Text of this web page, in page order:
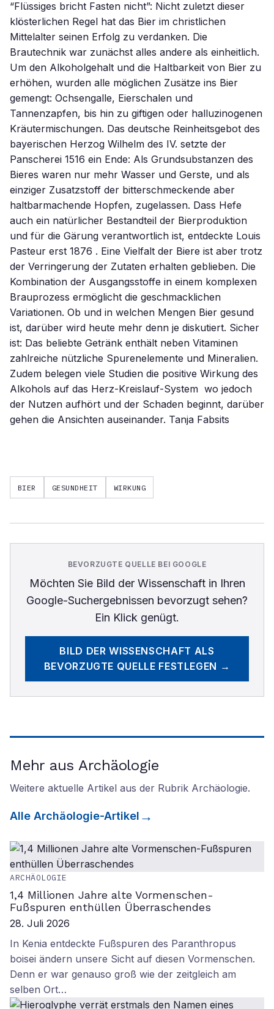
“Flüssiges bricht Fasten nicht”: Nicht zuletzt dieser
klösterlichen Regel hat das Bier im christlichen
Mittelalter seinen Erfolg zu verdanken. Die
Brautechnik war zunächst alles andere als einheitlich.
Um den Alkoholgehalt und die Haltbarkeit von Bier zu
erhöhen, wurden alle möglichen Zusätze ins Bier
gemengt: Ochsengalle, Eierschalen und
Tannenzapfen, bis hin zu giftigen oder halluzinogenen
Kräutermischungen. Das deutsche Reinheitsgebot des
bayerischen Herzog Wilhelm des IV. setzte der
Panscherei 1516 ein Ende: Als Grundsubstanzen des
Bieres waren nur mehr Wasser und Gerste, und als
einziger Zusatzstoff der bitterschmeckende aber
haltbarmachende Hopfen, zugelassen. Dass Hefe
auch ein natürlicher Bestandteil der Bierproduktion
und für die Gärung verantwortlich ist, entdeckte Louis
Pasteur erst 1876 . Eine Vielfalt der Biere ist aber trotz
der Verringerung der Zutaten erhalten geblieben. Die
Kombination der Ausgangsstoffe in einem komplexen
Brauprozess ermöglicht die geschmacklichen
Variationen. Ob und in welchen Mengen Bier gesund
ist, darüber wird heute mehr denn je diskutiert. Sicher
ist: Das beliebte Getränk enthält neben Vitaminen
zahlreiche nützliche Spurenelemente und Mineralien.
Zudem belegen viele Studien die positive Wirkung des
Alkohols auf das Herz-Kreislauf-System  wo jedoch
der Nutzen aufhört und der Schaden beginnt, darüber
gehen die Ansichten auseinander. Tanja Fabsits
BIER GESUNDHEIT WIRKUNG
BEVORZUGTE QUELLE BEI GOOGLE
Möchten Sie Bild der Wissenschaftin Ihren
Google-Suchergebnissen bevorzugt sehen?
Ein Klick genügt.
BILD DER WISSENSCHAFT ALS
BEVORZUGTE QUELLE FESTLEGEN →
Mehr aus Archäologie
Weitere aktuelle Artikel aus der Rubrik Archäologie.
Alle Archäologie-Artikel
ARCHÄOLOGIE
1,4 Millionen Jahre alte Vormenschen-
Fußspuren enthüllen Überraschendes
28. Juli 2026
In Kenia entdeckte Fußspuren des Paranthropus
boisei ändern unsere Sicht auf diesen Vormenschen.
Denn er war genauso groß wie der zeitgleich am
selben Ort…